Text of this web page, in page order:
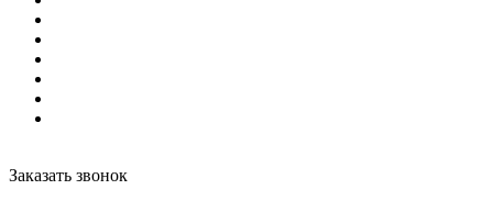
Заказать звонок